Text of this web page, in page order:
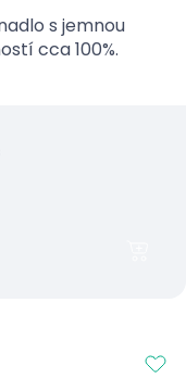
s jemnou
cca 100%.